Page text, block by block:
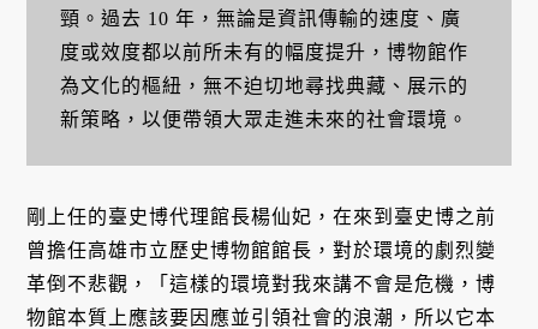
頸。過去 10 年，無論是資訊傳輸的速度、廣
度或效度都以前所未有的幅度提升，博物館作
為文化的樞紐，無不迫切地尋找典藏、展示的
新策略，以便帶領大眾走進未來的社會環境。
剛上任的臺史博代理館長楊仙妃，在來到臺史博之前
曾擔任高雄市立歷史博物館館長，對於環境的劇烈變
革倒不悲觀，「這樣的環境對我來講不會是危機，博
物館本質上應該要因應並引領社會的浪潮，所以它本